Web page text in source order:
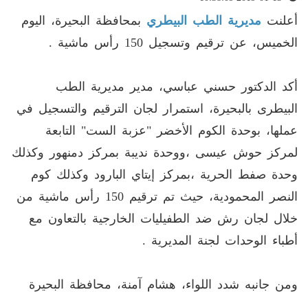
أعلنت مديرية الطب البيطري بمحافظة البحيرة، اليوم
الخميس، عن ترقيم وتسجيل 150 رأس ماشية .
أكد الدكتور حسني عباسي، مدير مديرية الطب
البيطرى بالبحيرة، استمرار لجان الترقيم والتسجيل في
عملها، بوحدة الكوم الأخضر "عزبة الست" التابعة
لمركز حوش عيسى ،ووحدة نديبة بمركز دمنهور وكذلك
وحدة صفط الحرية ،بمركز إيتاي البارود وكذلك كوم
النصر المحمودية، حيث تم ترقيم 150 رأس ماشية من
خلال لجان رش ضد الطفيليات الخارجية بالتعاون مع
أطباء الوحدات لجنة المديرية .
ومن جانبه شدد اللواء، هشام آمنة، محافظة البحيرة